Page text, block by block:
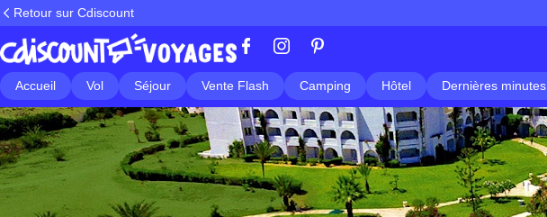
Retour sur Cdiscount
Accueil Vol Séjour Vente Flash Camping Hôtel Dernières minutes